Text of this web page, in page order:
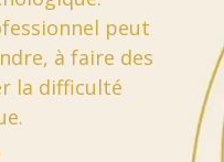
peut
à faire des
la difficulté